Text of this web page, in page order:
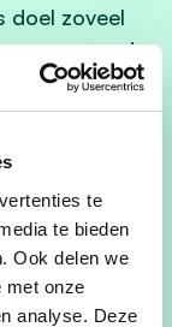
te
te bieden
Ook delen we
met onze
analyse. Deze
doel zoveel
armoede
ieder mens!
mensen om
mensen in
Naast
willen
terecht